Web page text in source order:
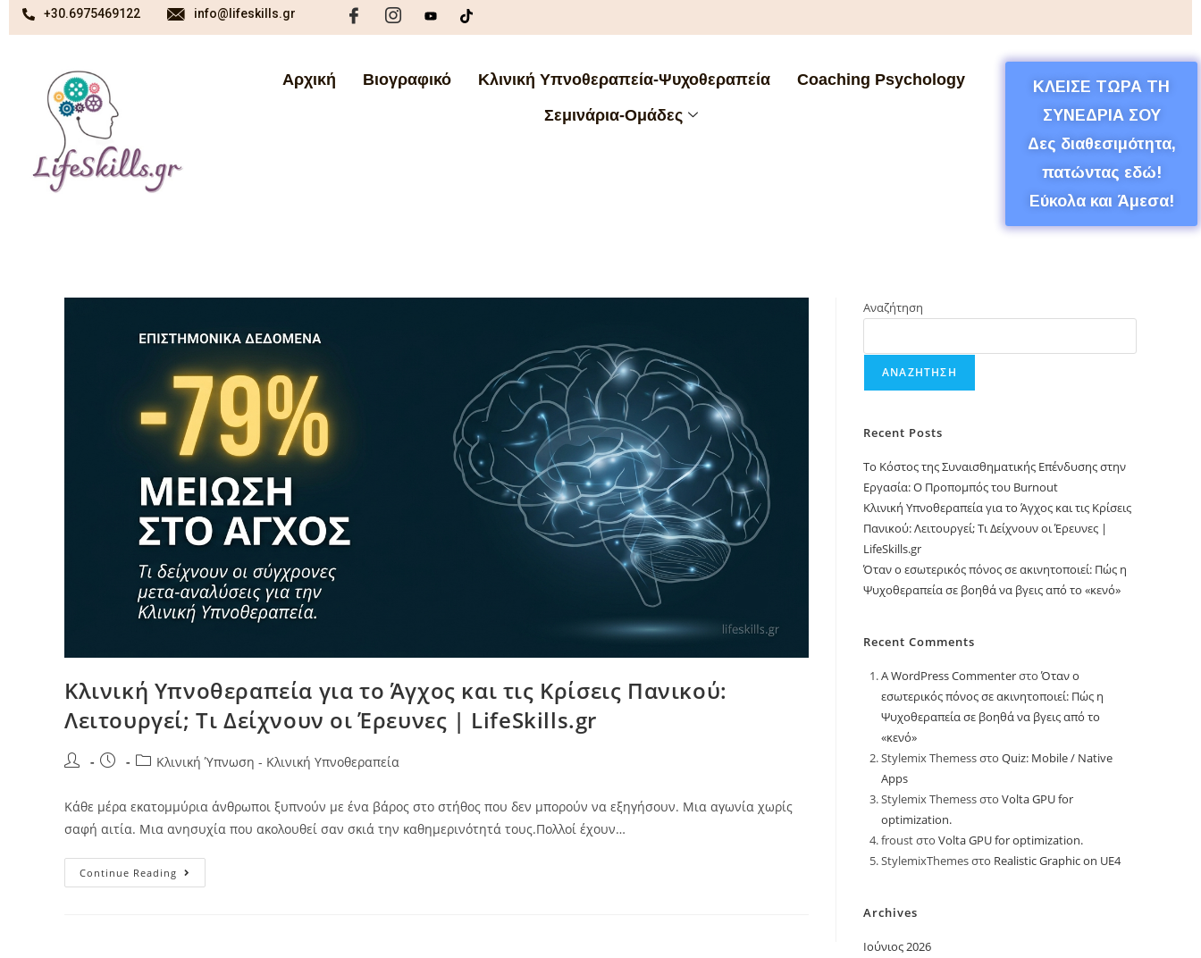
+30.6975469122 info@lifeskills.gr
Αρχική Βιογραφικό Κλινική Υπνοθεραπεία-Ψυχοθεραπεία
Coaching Psychology
Σεμινάρια-Ομάδες
ΚΛΕΙΣΕ ΤΩΡΑ ΤΗ
ΣΥΝΕΔΡΙΑ ΣΟΥ
Δες διαθεσιμότητα,
πατώντας εδώ!
Εύκολα και Άμεσα!
Κλινική Υπνοθεραπεία για το Άγχος και τις Κρίσεις Πανικού:
Λειτουργεί; Τι Δείχνουν οι Έρευνες | LifeSkills.gr
Κλινική Ύπνωση - Κλινική Υπνοθεραπεία
Κάθε μέρα εκατομμύρια άνθρωποι ξυπνούν με ένα βάρος στο στήθος που δεν μπορούν να εξηγήσουν. Μια αγωνία χωρίς
σαφή αιτία. Μια ανησυχία που ακολουθεί σαν σκιά την καθημερινότητά τους.Πολλοί έχουν…
Continue Reading
Αναζήτηση
ΑΝΑΖΉΤΗΣΗ
Recent Posts
Το Κόστος της Συναισθηματικής Επένδυσης στην
Εργασία: Ο Προπομπός του Burnout
Κλινική Υπνοθεραπεία για το Άγχος και τις Κρίσεις
Πανικού: Λειτουργεί; Τι Δείχνουν οι Έρευνες |
LifeSkills.gr
Όταν ο εσωτερικός πόνος σε ακινητοποιεί: Πώς η
Ψυχοθεραπεία σε βοηθά να βγεις από το «κενό»
Recent Comments
A WordPress Commenterστο Όταν ο
εσωτερικός πόνος σε ακινητοποιεί: Πώς η
Ψυχοθεραπεία σε βοηθά να βγεις από το
«κενό»
Stylemix Themessστο Quiz: Mobile / Native
Apps
Stylemix Themessστο Volta GPU for
optimization.
froustστο Volta GPU for optimization.
StylemixThemesστο Realistic Graphic on UE4
Archives
Ιούνιος 2026